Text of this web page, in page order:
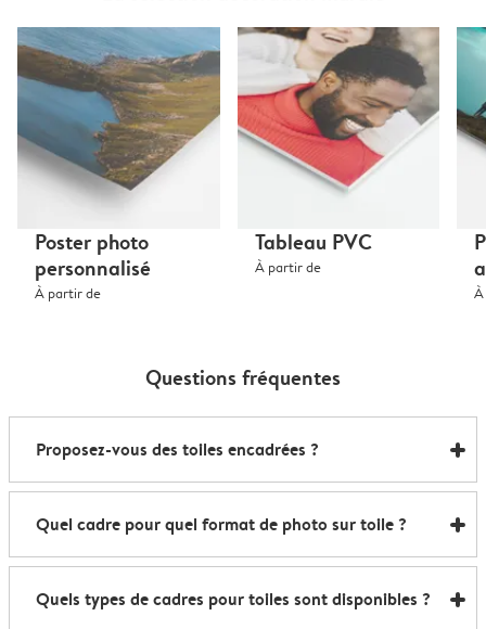
Poster photo
personnalisé
À partir de
Tableau PVC
À partir de
Questions fréquentes
Proposez-vous des toiles encadrées ?
Oui, absolument. Créer une photo sur toile encadrée
est très simple : choisissez votre image préférée, le
format et la couleur du cadre pour votre toile, et nous
est livrée prête à accrocher, sans aucun bricolage.
Quel cadre pour quel format de photo sur toile ?
Inutile de vous casser la tête : notre studio associe
automatiquement le cadre parfait à votre format.
Quels types de cadres pour toiles sont disponibles ?